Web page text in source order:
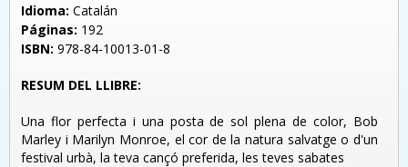
Idioma: Catalán
Páginas: 192
ISBN: 978-84-10013-01-8
RESUM DEL LLIBRE:
Una flor perfecta i una posta de sol plena de color, Bob
Marley i Marilyn Monroe, el cor de la natura salvatge o d'un
festival urbà, la teva cançó preferida, les teves sabates